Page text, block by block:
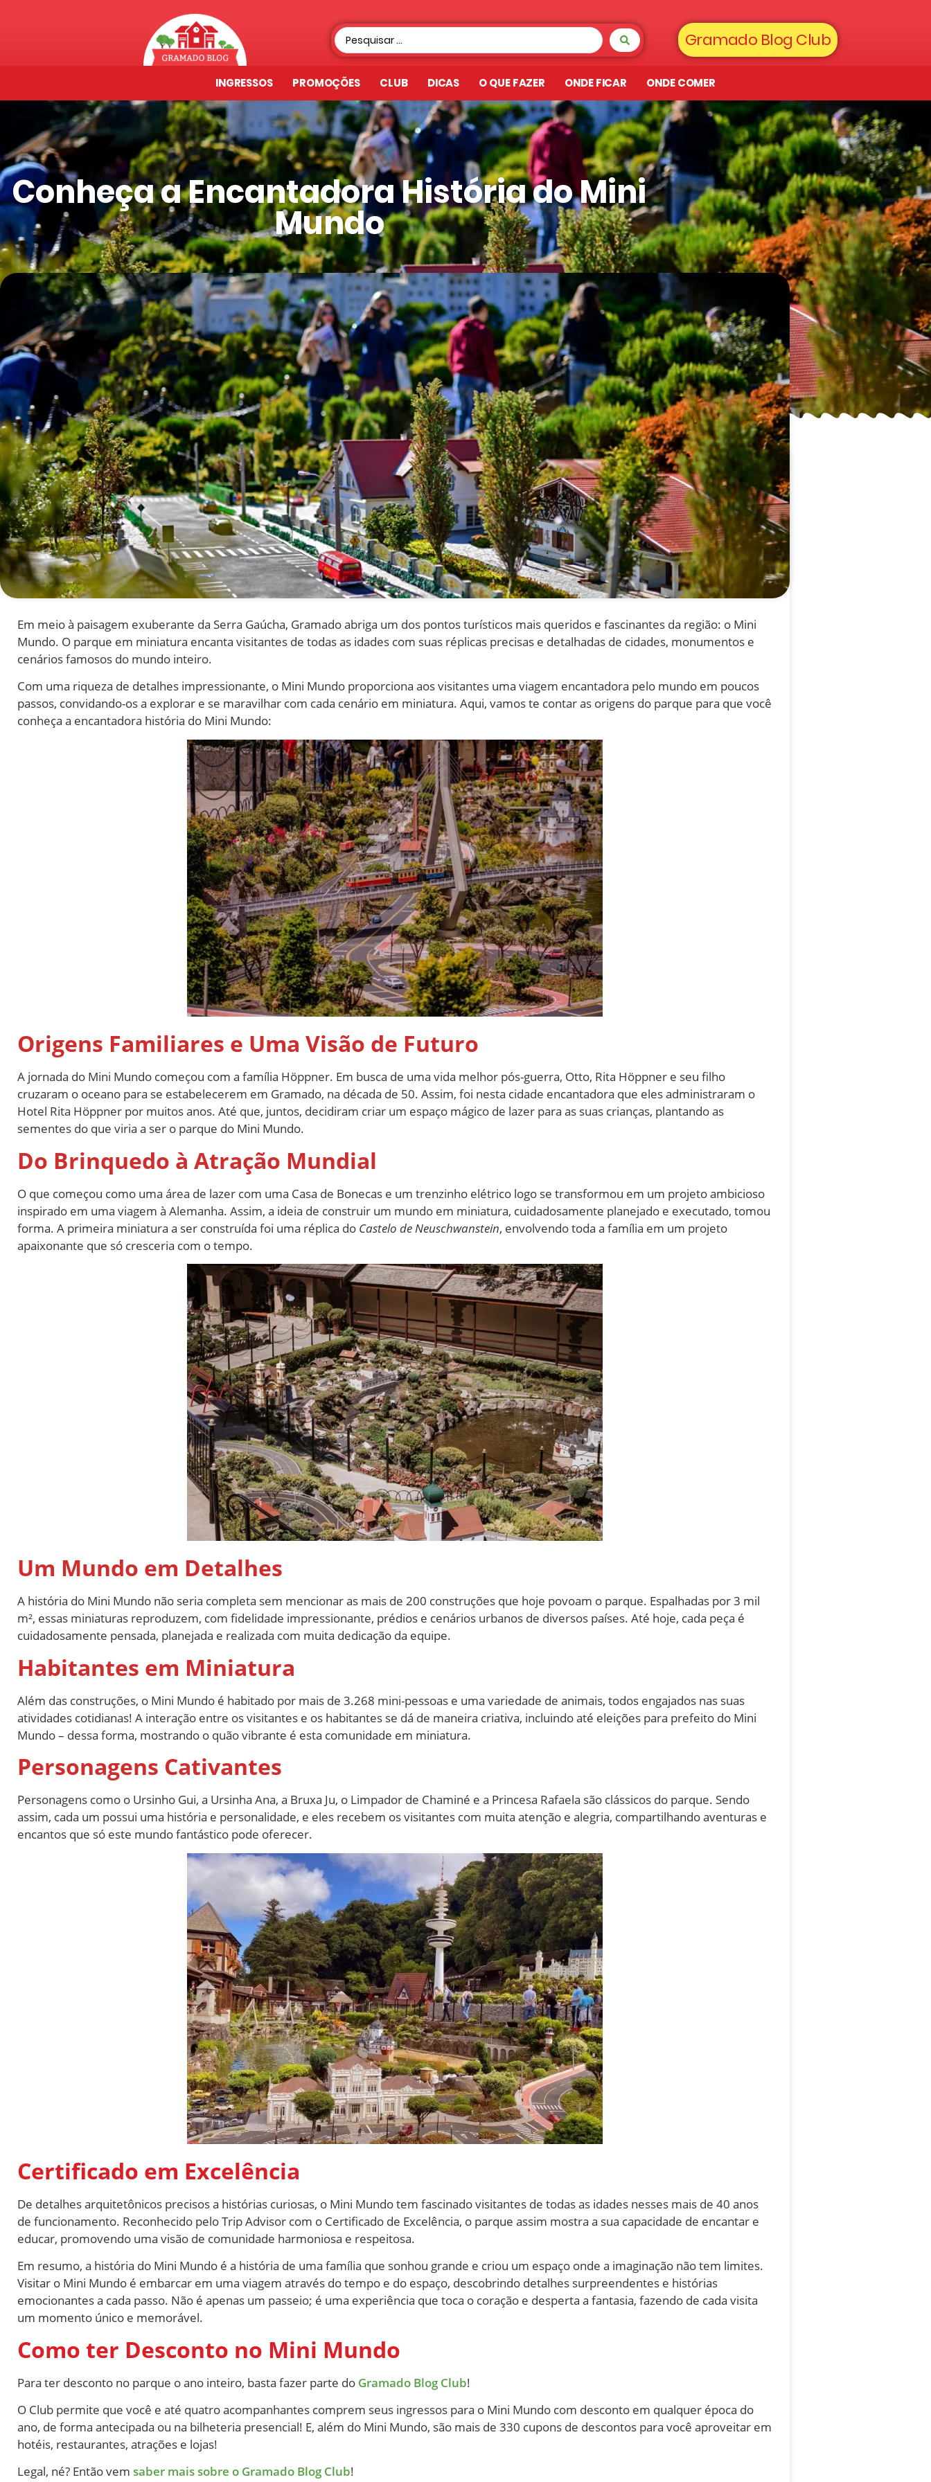
Gramado Blog Club
INGRESSOS PROMOÇÕES CLUB DICAS O QUE FAZER ONDE FICAR ONDE COMER
Conheça a Encantadora História do Mini
Mundo
Em meio à paisagem exuberante da Serra Gaúcha, Gramado abriga um dos pontos turísticos mais queridos e fascinantes da região: o Mini
Mundo. O parque em miniatura encanta visitantes de todas as idades com suas réplicas precisas e detalhadas de cidades, monumentos e
cenários famosos do mundo inteiro.
Com uma riqueza de detalhes impressionante, o Mini Mundo proporciona aos visitantes uma viagem encantadora pelo mundo em poucos
passos, convidando-os a explorar e se maravilhar com cada cenário em miniatura. Aqui, vamos te contar as origens do parque para que você
conheça a encantadora história do Mini Mundo:
Origens Familiares e Uma Visão de Futuro
A jornada do Mini Mundo começou com a família Höppner. Em busca de uma vida melhor pós-guerra, Otto, Rita Höppner e seu filho
cruzaram o oceano para se estabelecerem em Gramado, na década de 50. Assim, foi nesta cidade encantadora que eles administraram o
Hotel Rita Höppner por muitos anos. Até que, juntos, decidiram criar um espaço mágico de lazer para as suas crianças, plantando as
sementes do que viria a ser o parque do Mini Mundo.
Do Brinquedo à Atração Mundial
O que começou como uma área de lazer com uma Casa de Bonecas e um trenzinho elétrico logo se transformou em um projeto ambicioso
inspirado em uma viagem à Alemanha. Assim, a ideia de construir um mundo em miniatura, cuidadosamente planejado e executado, tomou
forma. A primeira miniatura a ser construída foi uma réplica do Castelo de Neuschwanstein, envolvendo toda a família em um projeto
apaixonante que só cresceria com o tempo.
Um Mundo em Detalhes
A história do Mini Mundo não seria completa sem mencionar as mais de 200 construções que hoje povoam o parque. Espalhadas por 3 mil
m², essas miniaturas reproduzem, com fidelidade impressionante, prédios e cenários urbanos de diversos países. Até hoje, cada peça é
cuidadosamente pensada, planejada e realizada com muita dedicação da equipe.
Habitantes em Miniatura
Além das construções, o Mini Mundo é habitado por mais de 3.268 mini-pessoas e uma variedade de animais, todos engajados nas suas
atividades cotidianas! A interação entre os visitantes e os habitantes se dá de maneira criativa, incluindo até eleições para prefeito do Mini
Mundo – dessa forma, mostrando o quão vibrante é esta comunidade em miniatura.
Personagens Cativantes
Personagens como o Ursinho Gui, a Ursinha Ana, a Bruxa Ju, o Limpador de Chaminé e a Princesa Rafaela são clássicos do parque. Sendo
assim, cada um possui uma história e personalidade, e eles recebem os visitantes com muita atenção e alegria, compartilhando aventuras e
encantos que só este mundo fantástico pode oferecer.
Certificado em Excelência
De detalhes arquitetônicos precisos a histórias curiosas, o Mini Mundo tem fascinado visitantes de todas as idades nesses mais de 40 anos
de funcionamento. Reconhecido pelo Trip Advisor com o Certificado de Excelência, o parque assim mostra a sua capacidade de encantar e
educar, promovendo uma visão de comunidade harmoniosa e respeitosa.
Em resumo, a história do Mini Mundo é a história de uma família que sonhou grande e criou um espaço onde a imaginação não tem limites.
Visitar o Mini Mundo é embarcar em uma viagem através do tempo e do espaço, descobrindo detalhes surpreendentes e histórias
emocionantes a cada passo. Não é apenas um passeio; é uma experiência que toca o coração e desperta a fantasia, fazendo de cada visita
um momento único e memorável.
Como ter Desconto no Mini Mundo
Para ter desconto no parque o ano inteiro, basta fazer parte do Gramado Blog Club!
O Club permite que você e até quatro acompanhantes comprem seus ingressos para o Mini Mundo com desconto em qualquer época do
ano, de forma antecipada ou na bilheteria presencial! E, além do Mini Mundo, são mais de 330 cupons de descontos para você aproveitar em
hotéis, restaurantes, atrações e lojas!
Legal, né? Então vem saber mais sobre o Gramado Blog Club!